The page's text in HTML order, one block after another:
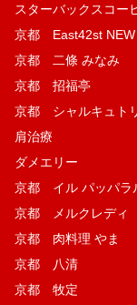
スターバックスコー
京都 East42st NEW
京都 二條 みなみ
京都 招福亭
京都 シャルキュト
肩治療
ダメエリー
京都 イル パッパラ
京都 メルクレディ
京都 肉料理 やま
京都 八清
京都 牧定